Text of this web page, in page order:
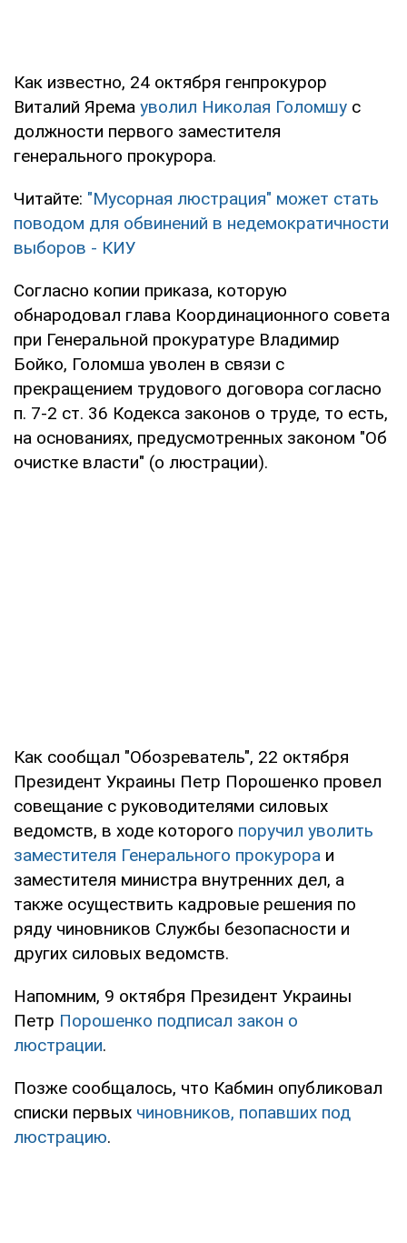
Как известно, 24 октября генпрокурор
Виталий Ярема уволил Николая Голомшу с
должности первого заместителя
генерального прокурора.
Читайте: "Мусорная люстрация" может стать
поводом для обвинений в недемократичности
выборов - КИУ
Согласно копии приказа, которую
обнародовал глава Координационного совета
при Генеральной прокуратуре Владимир
Бойко, Голомша уволен в связи с
прекращением трудового договора согласно
п. 7-2 ст. 36 Кодекса законов о труде, то есть,
на основаниях, предусмотренных законом "Об
очистке власти" (о люстрации).
Как сообщал "Обозреватель", 22 октября
Президент Украины Петр Порошенко провел
совещание с руководителями силовых
ведомств, в ходе которого поручил уволить
заместителя Генерального прокурора и
заместителя министра внутренних дел, а
также осуществить кадровые решения по
ряду чиновников Службы безопасности и
других силовых ведомств.
Напомним, 9 октября Президент Украины
Петр Порошенко подписал закон о
люстрации.
Позже сообщалось, что Кабмин опубликовал
списки первых чиновников, попавших под
люстрацию.